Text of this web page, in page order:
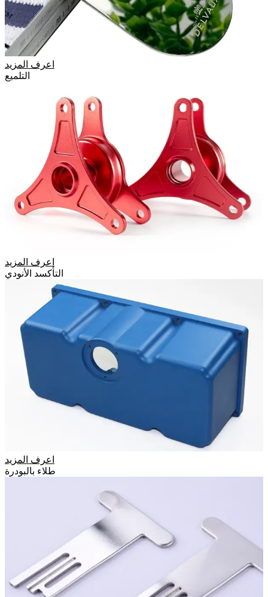
اعرف المزيد
التلميع
اعرف المزيد
التأكسد الأنودي
اعرف المزيد
طلاء بالبودرة